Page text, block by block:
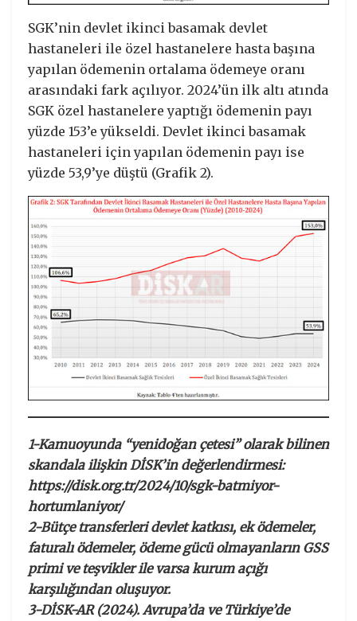
SGK’nin devlet ikinci basamak devlet
hastaneleri ile özel hastanelere hasta başına
yapılan ödemenin ortalama ödemeye oranı
arasındaki fark açılıyor. 2024’ün ilk altı atında
SGK özel hastanelere yaptığı ödemenin payı
yüzde 153’e yükseldi. Devlet ikinci basamak
hastaneleri için yapılan ödemenin payı ise
yüzde 53,9’ye düştü (Grafik 2).
1-Kamuoyunda “yenidoğan çetesi” olarak bilinen
skandala ilişkin DİSK’in değerlendirmesi:
https://disk.org.tr/2024/10/sgk-batmiyor-
hortumlaniyor/
2-Bütçe transferleri devlet katkısı, ek ödemeler,
faturalı ödemeler, ödeme gücü olmayanların GSS
primi ve teşvikler ile varsa kurum açığı
karşılığından oluşuyor.
3-DİSK-AR (2024). Avrupa’da ve Türkiye’de